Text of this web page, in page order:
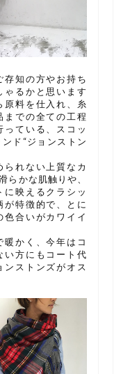
存知の方やお持ち
ゃるかと思います
原料を仕入れ、糸
までの全ての工程
っている、スコッ
ド“ジョンストン
られない上質なカ
らかな肌触りや、
に映えるクラシッ
が特徴的で、とに
色合いがカワイイ
暖かく、今年はコ
い方にもコート代
ンストンズがオス